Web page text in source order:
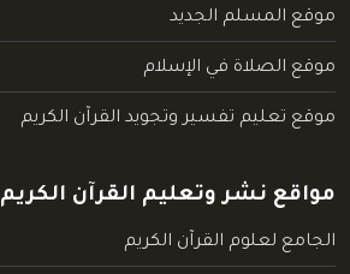
موقع المسلم الجديد
موقع الصلاة في الإسلام
موقع تعليم تفسير وتجويد القرآن الكريم
مواقع نشر وتعليم القرآن الكريم
الجامع لعلوم القرآن الكريم